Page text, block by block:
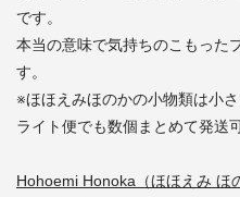
です。
本当の意味で気持ちのこもった
す。
※ほほえみほのかの小物類は小
ライト便でも数個まとめて発送
Hohoemi Honoka（ほほえみ ほ